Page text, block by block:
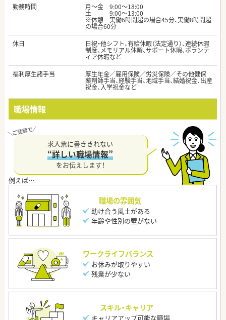
勤務時間
月〜金 9:00〜18:00
土 9:00〜13:00
※休憩 実働6時間超の場合45分、実働8時間超
の場合60分
休日
日祝・他シフト、有給休暇（法定通り）、連続休暇
制度、メモリアル休暇、サポート休暇、ボランテ
ィア休暇など
福利厚生諸手当
厚生年金／雇用保険／労災保険／その他健保
薬剤師手当、経験手当、地域手当、結婚祝金、出産
祝金、入学祝金など
職場情報
求人票に書ききれない
“詳しい職場情報”
をお伝えします！
職場の雰囲気
助け合う風土がある
年齢や性別の壁がない
ワークライフバランス
お休みが取りやすい
残業が少ない
スキル・キャリア
キャリアアップ可能な職場